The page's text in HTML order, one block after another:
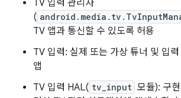
TV 입력 관리자
(
TV 앱과 통신할 수 있도록 허용
TV 입력: 실제 또는 가상 튜너 및 입
앱
TV 입력 HAL( tv_input 모듈): 구